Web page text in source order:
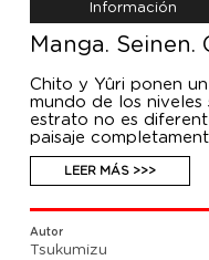
Información
Manga. Seinen.
Chito y Yûri ponen
mundo de los niveles
estrato no es
paisaje
extiende ante sus
oscuridad de la
que atestan las calles...
Chito y Yûri
querido vehículo
encontrarán en su
LEER MÁS >>>
Autor
Tsukumizu